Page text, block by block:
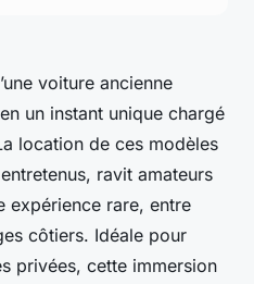
voiture ancienne
un instant unique chargé
location de ces modèles
ravit amateurs
expérience rare, entre
côtiers. Idéale pour
privées, cette immersion